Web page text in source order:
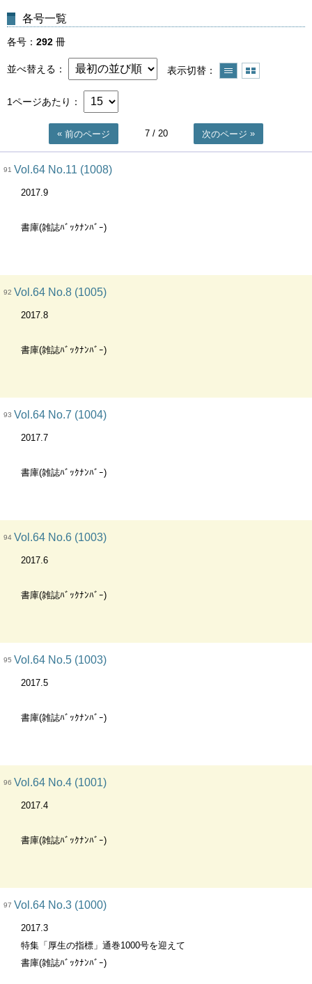
各号一覧
各号 292 冊
並べ替える 表示切替
1ページあたり
前のページ 7/ 20 次のページ
91 Vol.64 No.11 (1008)
2017.9
書庫(雑誌ﾊﾞｯｸﾅﾝﾊﾞｰ)
92 Vol.64 No.8 (1005)
2017.8
書庫(雑誌ﾊﾞｯｸﾅﾝﾊﾞｰ)
93 Vol.64 No.7 (1004)
2017.7
書庫(雑誌ﾊﾞｯｸﾅﾝﾊﾞｰ)
94 Vol.64 No.6 (1003)
2017.6
書庫(雑誌ﾊﾞｯｸﾅﾝﾊﾞｰ)
95 Vol.64 No.5 (1003)
2017.5
書庫(雑誌ﾊﾞｯｸﾅﾝﾊﾞｰ)
96 Vol.64 No.4 (1001)
2017.4
書庫(雑誌ﾊﾞｯｸﾅﾝﾊﾞｰ)
97 Vol.64 No.3 (1000)
2017.3
特集「厚生の指標」通巻1000号を迎えて
書庫(雑誌ﾊﾞｯｸﾅﾝﾊﾞｰ)